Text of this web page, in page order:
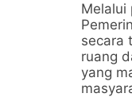
Melalui
secara
ruang
yang